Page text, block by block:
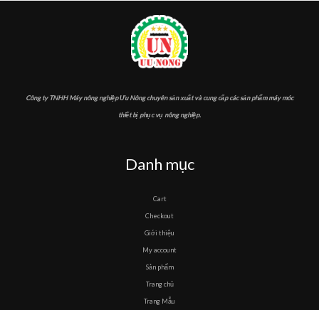
Công ty TNHH Máy nông nghiệp Ưu Nông chuyên sản xuất và cung cấp các sản phẩm máy móc
thiết bị phục vụ nông nghiệp.
Danh mục
Cart
Checkout
Giới thiệu
My account
Sản phẩm
Trang chủ
Trang Mẫu